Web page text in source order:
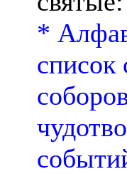
*
список